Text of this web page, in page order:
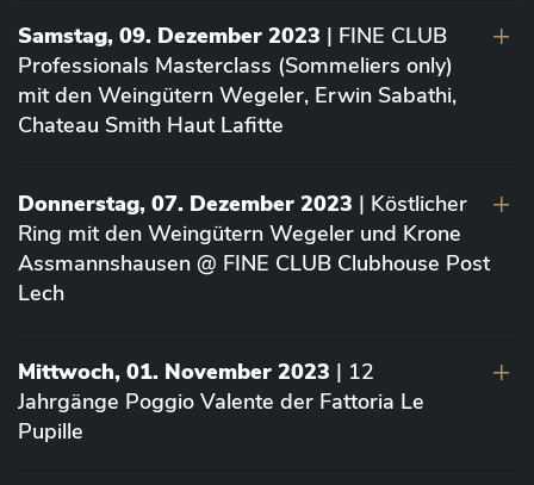
Samstag, 09. Dezember 2023 | FINE CLUB
Professionals Masterclass (Sommeliers only)
mit den Weingütern Wegeler, Erwin Sabathi,
Chateau Smith Haut Lafitte
Donnerstag, 07. Dezember 2023 | Köstlicher
Ring mit den Weingütern Wegeler und Krone
Assmannshausen @ FINE CLUB Clubhouse Post
Lech
Mittwoch, 01. November 2023 | 12
Jahrgänge Poggio Valente der Fattoria Le
Pupille